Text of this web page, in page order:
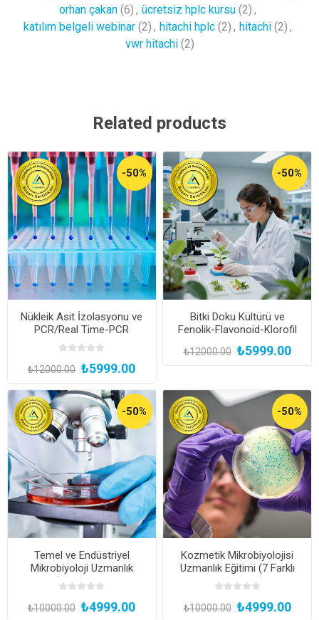
orhan çakan (6) , ücretsiz hplc kursu (2) ,
katılım belgeli webinar (2) , hitachi hplc (2) , hitachi (2) ,
vwr hitachi (2)
Related products
-50%
Nükleik Asit İzolasyonu ve
PCR/Real Time-PCR
Uygulamaları Uzmanlık
Eğitimi (Yüz Yüze Bireysel
Uygulamalı veya Hibrit
₺12000.00 ₺5999.00
-50%
Bitki Doku Kültürü ve
Fenolik-Flavonoid-Klorofil
Eğitimi (Yüz Yüze Bireysel
₺12000.00 ₺5999.00
-50%
Temel ve Endüstriyel
Mikrobiyoloji Uzmanlık
Eğitimi (Yüz Yüze Bireysel
Uygulamalı veya Hibrit
Katılım)
₺10000.00 ₺4999.00
-50%
Kozmetik Mikrobiyolojisi
Uzmanlık Eğitimi (7 Farklı
ISO Yöntemiyle Yüz Yüze
Bireysel Uygulamalı veya
Hibrit)
₺10000.00 ₺4999.00